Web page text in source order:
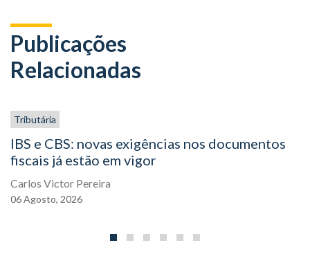
Publicações
Relacionadas
Tributária
IBS e CBS: novas exigências nos documentos
fiscais já estão em vigor
Carlos Victor Pereira
06Agosto, 2026